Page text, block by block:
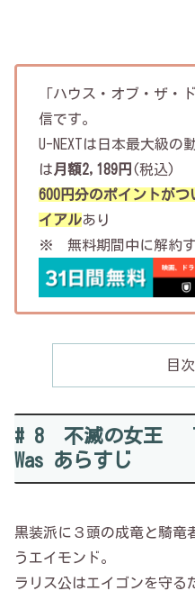
「ハウス・オブ・ザ・
信です。
U-NEXTは日本最大級の
は月額2,189円 (税込)
600円分のポイントが
イアルあり
※ 無料期間中に解約す
目次
# 8 不滅の女王
Was あらすじ
黒装派に３頭の成竜と騎竜
うエイモンド。
ラリス公はエイゴンを守る